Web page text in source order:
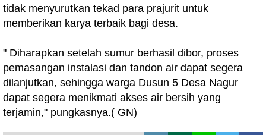
tidak menyurutkan tekad para prajurit untuk
memberikan karya terbaik bagi desa.
" Diharapkan setelah sumur berhasil dibor, proses
pemasangan instalasi dan tandon air dapat segera
dilanjutkan, sehingga warga Dusun 5 Desa Nagur
dapat segera menikmati akses air bersih yang
terjamin," pungkasnya.( GN)